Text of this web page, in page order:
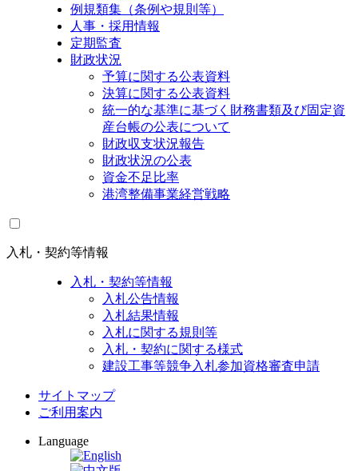
例規類集（条例や規則等）
人事・採用情報
定期監査
財政状況
予算に関する公表資料
決算に関する公表資料
統一的な基準に基づく財務書類及び固定資
産台帳の公表について
財政収支状況報告
財政状況の公表
資金不足比率
港湾整備事業経営戦略
入札・契約等情報
入札・契約等情報
入札公告情報
入札結果情報
入札に関する規則等
入札・契約に関する様式
建設工事等競争入札参加資格審査申請
サイトマップ
ご利用案内
Language